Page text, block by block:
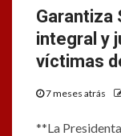
Garantiza
integral y
víctimas
7 meses atrás
**La